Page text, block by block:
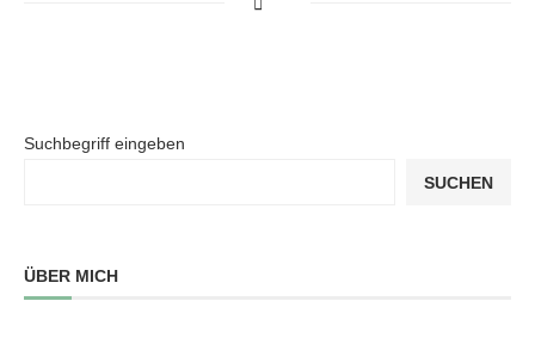
Suchbegriff eingeben
SUCHEN
ÜBER MICH